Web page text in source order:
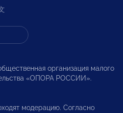
организация малого
«ОПОРА РОССИИ».
модерацию. Согласно